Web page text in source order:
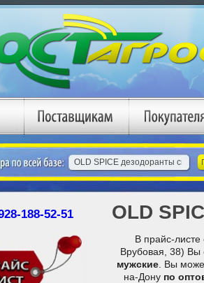
188-52-51 OLD
В прайс-листе
Врубовая, 38) Вы
мужские . Вы
на-Дону по